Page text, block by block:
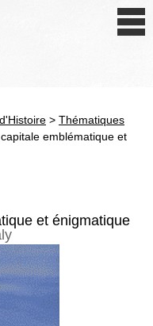
XIXe siècle
> Thématiques
emblématique et
et énigmatique